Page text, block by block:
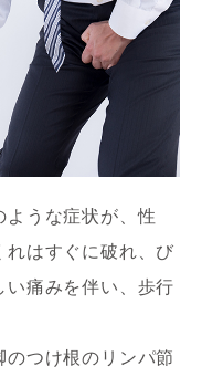
ような症状が、性
れはすぐに破れ、び
い痛みを伴い、歩行
つけ根のリンパ節